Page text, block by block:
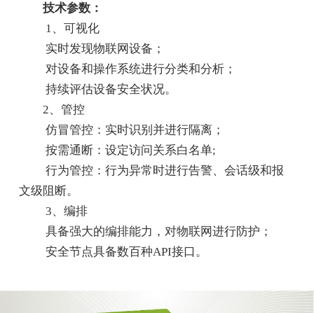
技术参数：
1、可视化
实时发现物联网设备；
对设备和操作系统进行分类和分析；
持续评估设备安全状况。
2、管控
仿冒管控：实时识别并进行隔离；
按需通断：设定访问关系白名单;
行为管控：行为异常时进行告警、会话级和报
文级阻断。
3、编排
具备强大的编排能力，对物联网进行防护；
安全节点具备数百种API接口。